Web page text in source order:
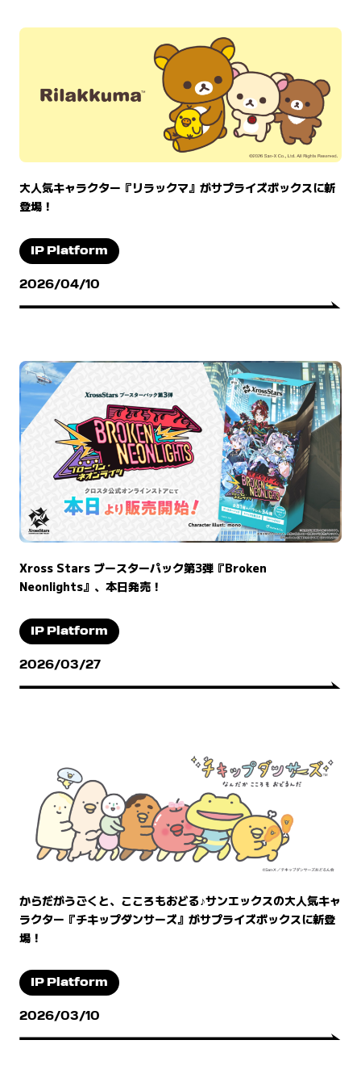
大人気キャラクター『リラックマ』がサプライズボックスに新
登場！
IP Platform
2026/04/10
Xross Stars ブースターパック第3弾『Broken
Neonlights』、本日発売！
IP Platform
2026/03/27
からだがうごくと、こころもおどる♪サンエックスの大人気キャ
ラクター『チキップダンサーズ』がサプライズボックスに新登
場！
IP Platform
2026/03/10